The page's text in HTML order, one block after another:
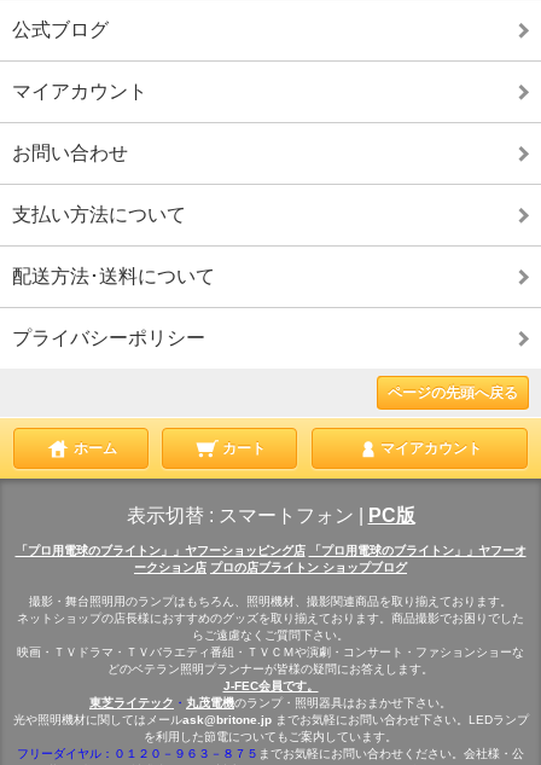
公式ブログ
マイアカウント
お問い合わせ
支払い方法について
配送方法･送料について
プライバシーポリシー
ページの先頭へ戻る
ホーム カート マイアカウント
表示切替 : スマートフォン PC版
「プロ用電球のブライトン」」ヤフーショッピング店
「プロ用電球のブライトン」」ヤフーオ
ークション店 プロの店ブライトン ショップブログ
撮影・舞台照明用のランプはもちろん、照明機材、撮影関連商品を取り揃えております。
ネットショップの店長様におすすめのグッズを取り揃えております。商品撮影でお困りでした
らご遠慮なくご質問下さい。
映画・ＴＶドラマ・ＴＶバラエティ番組・ＴＶＣＭや演劇・コンサート・ファションショーな
どのベテラン照明プランナーが皆様の疑問にお答えします。
J-FEC会員です。
東芝ライテック ・ 丸茂電機のランプ・照明器具はおまかせ下さい。
光や照明機材に関してはメールask@britone.jp までお気軽にお問い合わせ下さい。LEDランプ
を利用した節電についてもご案内しています。
フリーダイヤル：０１２０－９６３－８７５ までお気軽にお問い合わせください。会社様・公